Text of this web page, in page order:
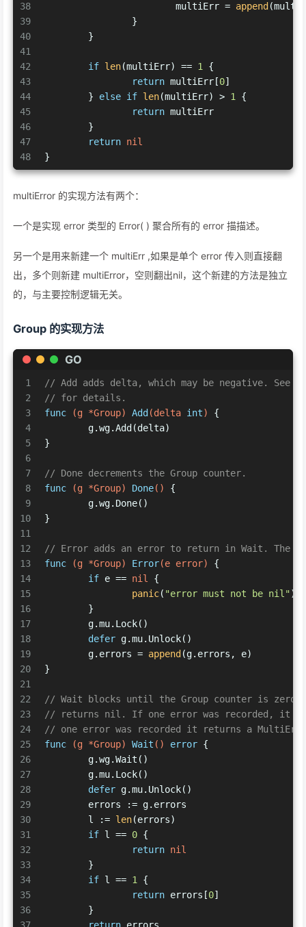
38
39
40
41
42
43
44
45
46
47
48
			multiErr =
append
		}
	}
if len(multiErr) == 1
{
return multiErr[0]
	}
else if len(multiErr) > 1
{
return multiErr
	}
return nil
}
multiError 的实现方法有两个：
一个是实现 error 类型的 Error( ) 聚合所有的 error 描描述。
另一个是用来新建一个 multiErr ,如果是单个 error 传入则直接翻
出，多个则新建 multiError，空则翻出nil，这个新建的方法是独立
的，与主要控制逻辑无关。
Group 的实现方法
GO
1
2
3
4
5
6
7
8
9
10
11
12
13
14
15
16
17
18
19
20
21
22
23
24
25
26
27
28
29
30
31
32
33
34
35
36
// Add adds delta, which may be negative. See
// for details.
func
(g *Group) Add (delta int)
{
	g.wg.Add(delta)
}
// Done decrements the Group counter.
func
(g *Group) Done()
{
	g.wg.Done()
}
// Error adds an error to return in Wait. The
func
(g *Group) Error(e error)
{
if e == nil {
panic( "error must not be nil")
	}
	g.mu.Lock()
defer g.mu.Unlock()
	g.errors =
append (g.errors, e)
}
// Wait blocks until the Group counter is
// returns nil. If one error was recorded, it
// one error was recorded it returns a
func
(g *Group) Wait () error {
	g.wg.Wait()
	g.mu.Lock()
defer g.mu.Unlock()
	errors := g.errors
	l :=
len(errors)
if l == 0 {
return nil
	}
if l == 1 {
return errors[0]
	}